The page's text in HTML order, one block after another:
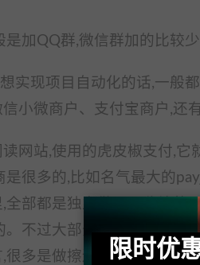
是加QQ群,微信群加的比较
实现项目自动化的话,一般
小微商户、支付宝商户,还
网站,使用的虎皮椒支付,
是很多的,比如名气最大的
部都是独立做项目收钱的
。不过大部分都是小站长发
很多是做擦边灰产的很低调
限时优